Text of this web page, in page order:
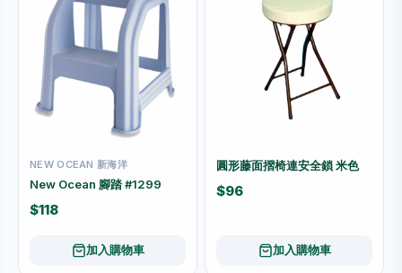
NEW OCEAN 新海洋
New Ocean 腳踏 #1299
$118
加入購物車
圓形藤面摺椅連安全鎖 米色
$96
加入購物車